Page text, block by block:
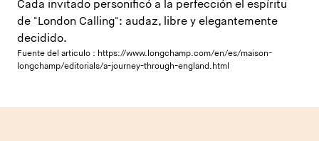
Cada invitado personificó a la perfección el espíritu
de "London Calling": audaz, libre y elegantemente
decidido.
Fuente del articulo : https://www.longchamp.com/en/es/maison-
longchamp/editorials/a-journey-through-england.html